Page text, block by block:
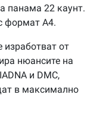
панама 22 каунт.
формат А4.
изработват от
нюансите на
и DMC,
в максимално